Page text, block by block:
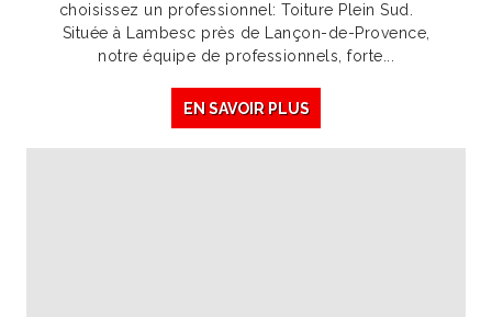
choisissez un professionnel: Toiture Plein Sud.
Située à Lambesc près de Lançon-de-Provence,
notre équipe de professionnels, forte...
EN SAVOIR PLUS